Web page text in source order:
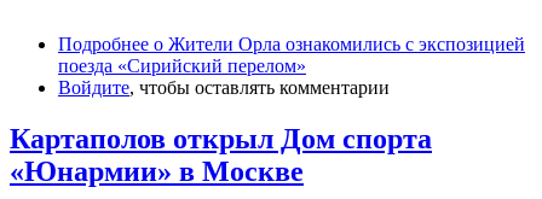
Подробнее о Жители Орла ознакомились с экспозицией
поезда «Сирийский перелом»
Войдите, чтобы оставлять комментарии
Картаполов открыл Дом спорта
«Юнармии» в Москве